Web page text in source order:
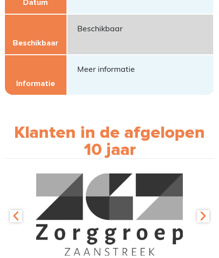
Beschikbaar
Meer informatie
Klanten in de afgelopen
10 jaar